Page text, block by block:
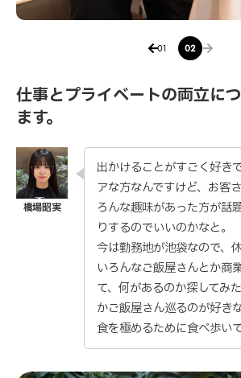
02
仕事とプライベートの両立に
ます。
出かけることがすごく好き
アな方なんですけど、お客
ろんな趣味があった方が話
りするのでいいのかなと。
今は勤務地が池袋なので、
いろんなご飯屋さんとか商
て、何があるのか探してみ
かご飯屋さん巡るのが好き
食を極めるために食べ歩いて